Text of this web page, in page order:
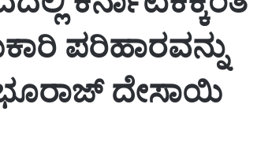
ಪರಿಹಾರವನ್ನು
ದೇಸಾಯಿ